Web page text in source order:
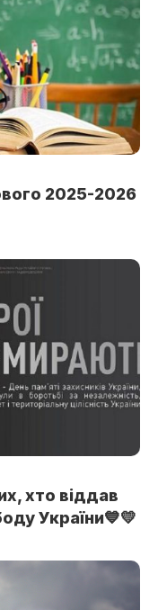
2025-2026
хто віддав
України💙💛